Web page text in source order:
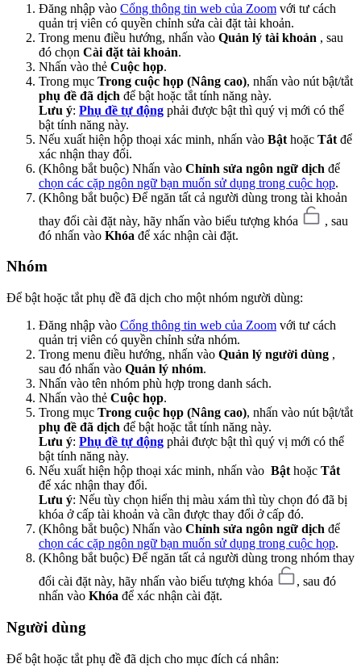
Đăng nhập vào Cổng thông tin web của Zoom với tư cách
quản trị viên có quyền chỉnh sửa cài đặt tài khoản.
Trong menu điều hướng, nhấn vào Quản lý tài khoản , sau
đó chọn Cài đặt tài khoản.
Nhấn vào thẻ Cuộc họp.
Trong mục Trong cuộc họp (Nâng cao), nhấn vào nút bật/tắt
phụ đề đã dịch để bật hoặc tắt tính năng này.
Lưu ý: Phụ đề tự động phải được bật thì quý vị mới có thể
bật tính năng này.
Nếu xuất hiện hộp thoại xác minh, nhấn vào Bật hoặc Tắt để
xác nhận thay đổi.
(Không bắt buộc) Nhấn vào Chỉnh sửa ngôn ngữ dịch để
chọn các cặp ngôn ngữ bạn muốn sử dụng trong cuộc họp.
(Không bắt buộc) Để ngăn tất cả người dùng trong tài khoản
thay đổi cài đặt này, hãy nhấn vào biểu tượng khóa
, sau
đó nhấn vào Khóa để xác nhận cài đặt.
Nhóm
Để bật hoặc tắt phụ đề đã dịch cho một nhóm người dùng:
Đăng nhập vào Cổng thông tin web của Zoom với tư cách
quản trị viên có quyền chỉnh sửa nhóm.
Trong menu điều hướng, nhấn vào Quản lý người dùng ,
sau đó nhấn vào Quản lý nhóm.
Nhấn vào tên nhóm phù hợp trong danh sách.
Nhấn vào thẻ Cuộc họp.
Trong mục Trong cuộc họp (Nâng cao), nhấn vào nút bật/tắt
phụ đề đã dịch để bật hoặc tắt tính năng này.
Lưu ý: Phụ đề tự động phải được bật thì quý vị mới có thể
bật tính năng này.
Nếu xuất hiện hộp thoại xác minh, nhấn vào Bật hoặc Tắt
để xác nhận thay đổi.
Lưu ý: Nếu tùy chọn hiển thị màu xám thì tùy chọn đó đã bị
khóa ở cấp tài khoản và cần được thay đổi ở cấp đó.
(Không bắt buộc) Nhấn vào Chỉnh sửa ngôn ngữ dịch để
chọn các cặp ngôn ngữ bạn muốn sử dụng trong cuộc họp.
(Không bắt buộc) Để ngăn tất cả người dùng trong nhóm thay
đổi cài đặt này, hãy nhấn vào biểu tượng khóa
, sau đó
nhấn vào Khóa để xác nhận cài đặt.
Người dùng
Để bật hoặc tắt phụ đề đã dịch cho mục đích cá nhân: